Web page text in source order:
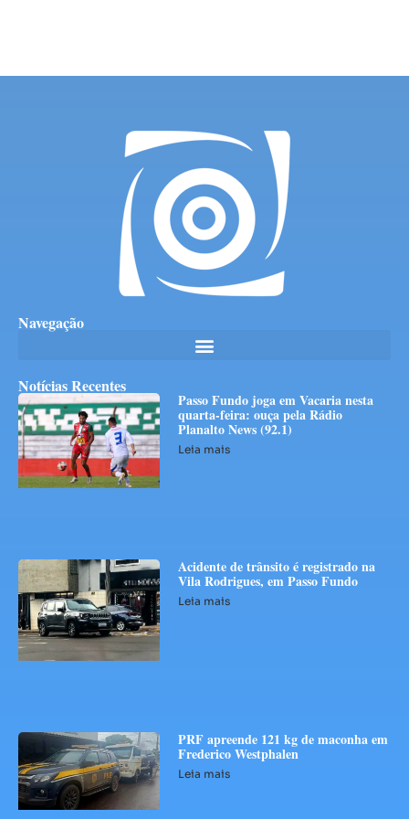
Navegação
Notícias Recentes
Passo Fundo joga em Vacaria nesta
quarta-feira: ouça pela Rádio
Planalto News (92.1)
Leia mais
Acidente de trânsito é registrado na
Vila Rodrigues, em Passo Fundo
Leia mais
PRF apreende 121 kg de maconha em
Frederico Westphalen
Leia mais